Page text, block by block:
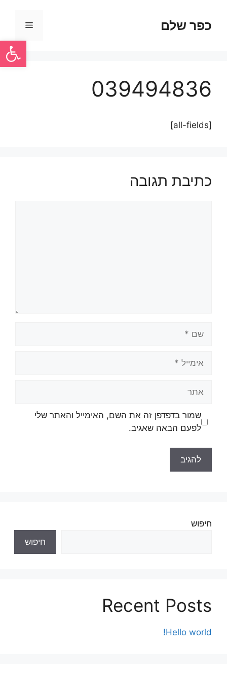
פתח
כפר שלם
039494836
[all-fields]
כתיבת תגובה
שמור בדפדפן זה את השם, האימייל והאתר שלי
לפעם הבאה שאגיב.
חיפוש
חיפוש
Recent Posts
Hello world!